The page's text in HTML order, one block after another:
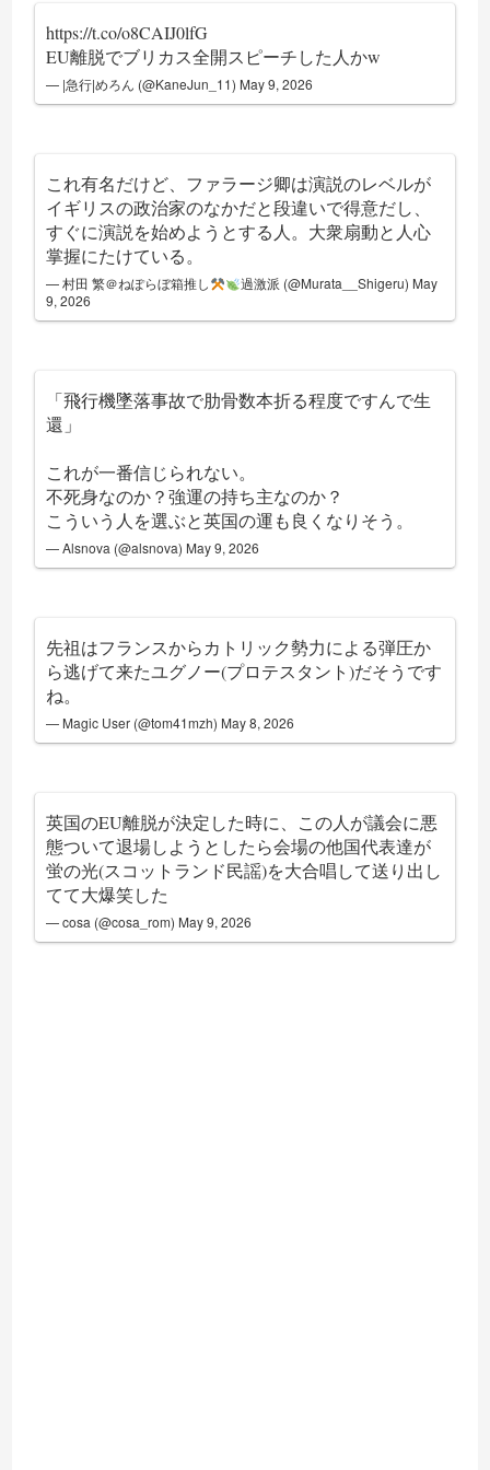
https://t.co/o8CAIJ0lfG
EU離脱でブリカス全開スピーチした人かw
— |急行|めろん (@KaneJun_11) May 9, 2026
これ有名だけど、ファラージ卿は演説のレベルが
イギリスの政治家のなかだと段違いで得意だし、
すぐに演説を始めようとする人。大衆扇動と人心
掌握にたけている。
— 村田 繁＠ねぽらぼ箱推し 過激派 (@Murata__Shigeru) May
9, 2026
「飛行機墜落事故で肋骨数本折る程度ですんで生
還」
これが一番信じられない。
不死身なのか？強運の持ち主なのか？
こういう人を選ぶと英国の運も良くなりそう。
— Alsnova (@alsnova) May 9, 2026
先祖はフランスからカトリック勢力による弾圧か
ら逃げて来たユグノー(プロテスタント)だそうです
ね。
— Magic User (@tom41mzh) May 8, 2026
英国のEU離脱が決定した時に、この人が議会に悪
態ついて退場しようとしたら会場の他国代表達が
蛍の光(スコットランド民謡)を大合唱して送り出し
てて大爆笑した
— cosa (@cosa_rom) May 9, 2026